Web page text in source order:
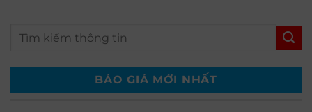
BÁO GIÁ MỚI NHẤT